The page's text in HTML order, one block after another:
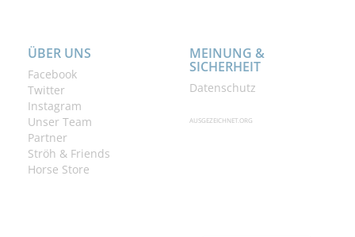
ÜBER UNS
Facebook
Twitter
Instagram
Unser Team
Partner
Ströh & Friends
Horse Store
MEINUNG &
SICHERHEIT
Datenschutz
AUSGEZEICHNET.ORG